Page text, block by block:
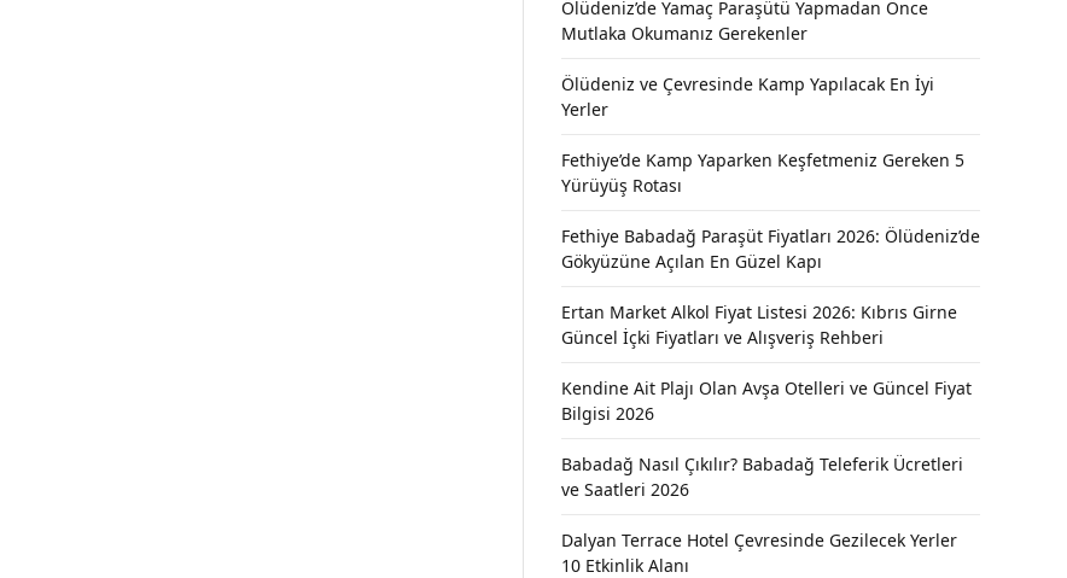
Ölüdeniz’de Yamaç Paraşütü Yapmadan Önce
Mutlaka Okumanız Gerekenler
Ölüdeniz ve Çevresinde Kamp Yapılacak En İyi
Yerler
Fethiye’de Kamp Yaparken Keşfetmeniz Gereken 5
Yürüyüş Rotası
Fethiye Babadağ Paraşüt Fiyatları 2026: Ölüdeniz’de
Gökyüzüne Açılan En Güzel Kapı
Ertan Market Alkol Fiyat Listesi 2026: Kıbrıs Girne
Güncel İçki Fiyatları ve Alışveriş Rehberi
Kendine Ait Plajı Olan Avşa Otelleri ve Güncel Fiyat
Bilgisi 2026
Babadağ Nasıl Çıkılır? Babadağ Teleferik Ücretleri
ve Saatleri 2026
Dalyan Terrace Hotel Çevresinde Gezilecek Yerler
10 Etkinlik Alanı